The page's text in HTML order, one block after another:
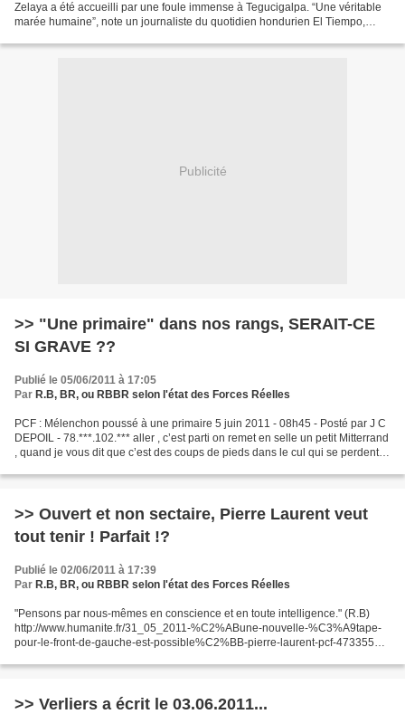
Zelaya a été accueilli par une foule immense à Tegucigalpa. “Une véritable
marée humaine”, note un journaliste du quotidien hondurien El Tiempo,
Publicité
>> "Une primaire" dans nos rangs, SERAIT-CE
SI GRAVE ??
Publié le 05/06/2011 à 17:05
Par R.B, BR, ou RBBR selon l'état des Forces Réelles
PCF : Mélenchon poussé à une primaire 5 juin 2011 - 08h45 - Posté par J C
DEPOIL - 78.***.102.*** aller , c’est parti on remet en selle un petit Mitterrand
, quand je vous dit que c’est des coups de pieds dans le cul qui se perdent ,
>> Ouvert et non sectaire, Pierre Laurent veut
tout tenir ! Parfait !?
Publié le 02/06/2011 à 17:39
Par R.B, BR, ou RBBR selon l'état des Forces Réelles
"Pensons par nous-mêmes en conscience et en toute intelligence." (R.B)
http://www.humanite.fr/31_05_2011-%C2%ABune-nouvelle-%C3%A9tape-
pour-le-front-de-gauche-est-possible%C2%BB-pierre-laurent-pcf-473355
>> Verliers a écrit le 03.06.2011...